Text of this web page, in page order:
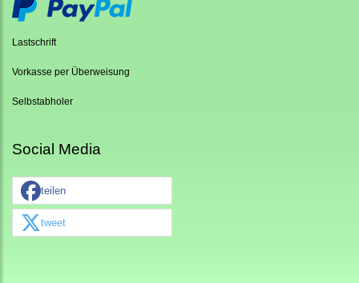
Lastschrift
Vorkasse per Überweisung
Selbstabholer
Social Media
teilen
tweet